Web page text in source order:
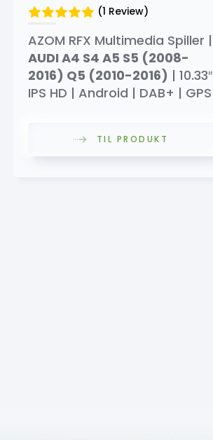
(1 Review)
AZOM RFX Multimedia Spiller |
AUDI A4 S4 A5 S5 (2008-
2016) Q5 (2010-2016) | 10.33″
IPS HD | Android | DAB+ | GPS
TIL PRODUKT